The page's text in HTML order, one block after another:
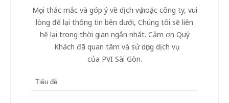
Mọi thắc mắc và góp ý về dịch vụ hoặc công ty, vui
lòng để lại thông tin bên dưới, Chúng tôi sẽ liên
hệ lại trong thời gian ngắn nhất. Cảm ơn Quý
Khách đã quan tâm và sử dụng dịch vụ
của PVI Sài Gòn.